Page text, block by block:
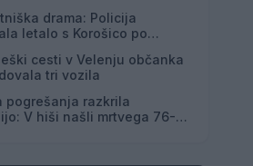
drama: Policija
letalo s Korošico po
cesti v Velenju občanka
tri vozila
pogrešanja razkrila
V hiši našli mrtvega 76-